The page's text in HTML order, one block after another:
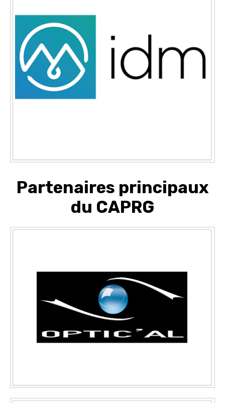
Partenaires principaux
du CAPRG